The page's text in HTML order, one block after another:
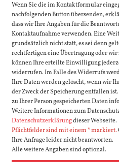
Wenn Sie die im Kontaktformular
nachfolgenden Button übersenden,
dass wir Ihre Angaben für die Beantwortung Ihrer Anfrage bzw.
Kontaktaufnahme verwenden. Eine Weitergabe an Dritte findet
grundsätzlich nicht statt, es sei denn geltende
rechtfertigen eine Übertragung oder wir sind dazu gesetzlich
können Ihre erteilte Einwilligung jederzeit mit Wirkung für
widerrufen. Im Falle des Widerrufs werden Ihre Daten
Ihre Daten werden gelöscht, wenn wir Ihre
der Zweck der Speicherung entfallen ist. Sie
zu Ihrer Person gespeicherten Daten
Weitere Informationen zum
Datenschutzerklärungdieser Webseite.
Pflichtfelder sind mit einem * markiert.
Ihre Anfrage leider nicht beantworten.
Alle weitere Angaben sind optional.